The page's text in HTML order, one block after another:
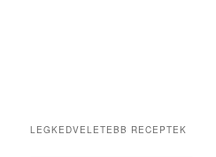
LEGKEDVELETEBB RECEPTEK